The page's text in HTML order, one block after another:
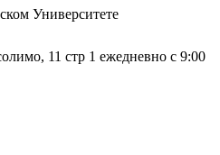
Университете
11 стр 1 ежедневно с 9:00